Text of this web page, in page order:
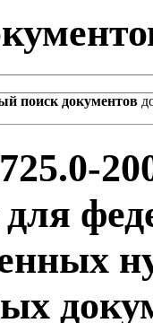
поиск документов